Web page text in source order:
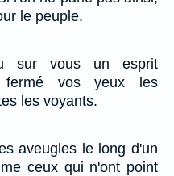
le peuple.
sur vous un esprit
fermé vos yeux les
les voyants.
aveugles le long d'un
ceux qui n'ont point